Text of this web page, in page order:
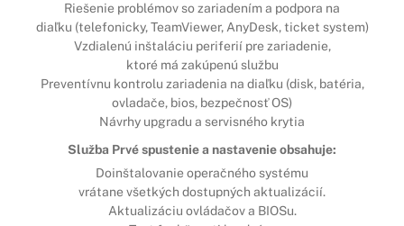
Riešenie problémov so zariadením a podpora na
diaľku (telefonicky, TeamViewer, AnyDesk, ticket system)
Vzdialenú inštaláciu periferií pre zariadenie,
ktoré má zakúpenú službu
Preventívnu kontrolu zariadenia na diaľku (disk, batéria,
ovladače, bios, bezpečnosť OS)
Návrhy upgradu a servisného krytia
Služba Prvé spustenie a nastavenie obsahuje:
Doinštalovanie operačného systému
vrátane všetkých dostupných aktualizácií.
Aktualizáciu ovládačov a BIOSu.